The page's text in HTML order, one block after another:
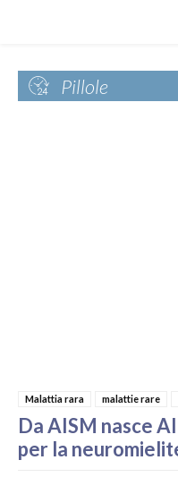
Pillole
Malattia rara malattie rare
Da AISM nasce
per la